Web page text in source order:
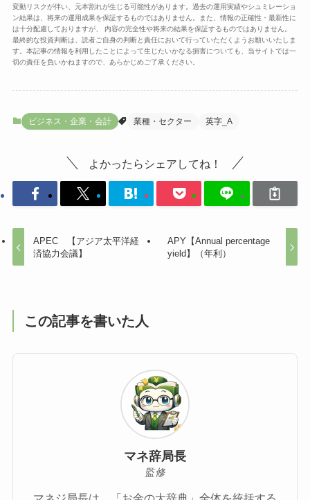
変動リスクが伴い、元本割れが生じる可能性があります。過去の運用実績やシュミレーショ
ン結果は、将来の運用成果を保証するものではありません。また、情報の正確性・最新性に
は十分配慮しておりますが、 内容の完全性や将来の結果を保証するものではありません。
最終的な投資判断は、読者ご自身の判断と責任において行っていただくようお願いいたしま
す。本記事の情報を利用したことによって生じたいかなる損害についても、当サイトでは一
切の責任を負いかねますので、あらかじめご了承ください。
ビジネス・企業・会計 業種・セクター 英字_A
よかったらシェアしてね！
APEC 【アジア太平洋経
済協力会議】
APY【Annual percentage
yield】（年利）
この記事を書いた人
マネ辞局長
監修